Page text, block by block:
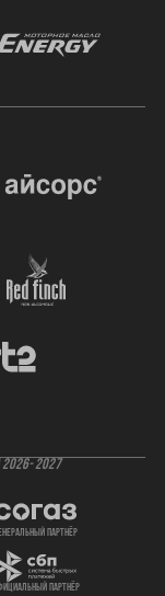
2026- 2027
партнёр
партнёр